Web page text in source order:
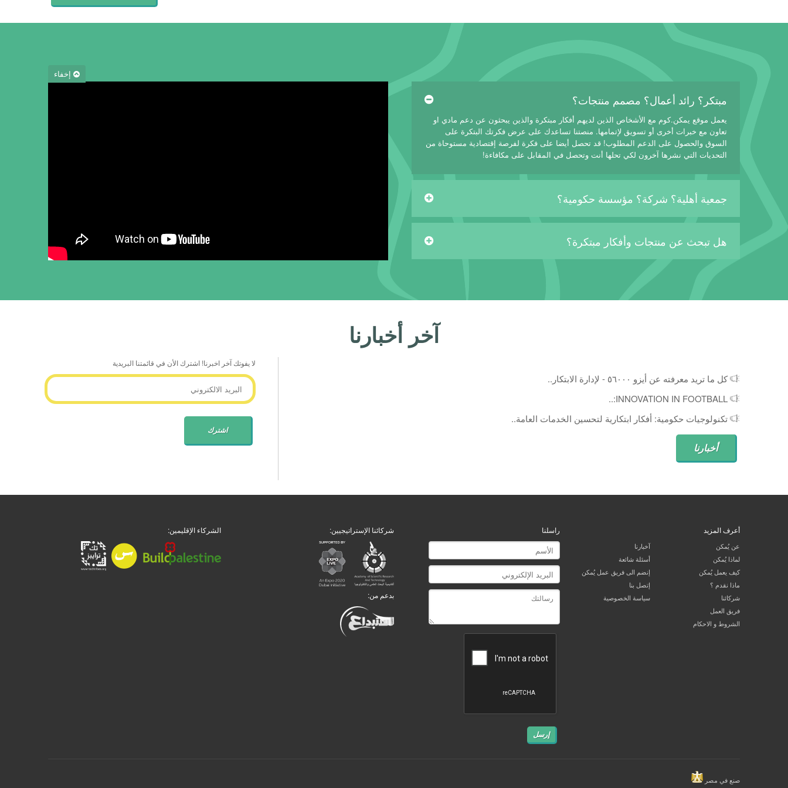
إخفاء
مبتكر؟ رائد أعمال؟ مصمم منتجات؟
يعمل موقع يمكن.كوم مع الأشخاص الذين لديهم أفكار مبتكرة والذين يبحثون عن دعم مادي او
تعاون مع خبرات أخرى أو تسويق لإتمامها. منصتنا تساعدك على عرض فكرتك البتكرة على
السوق والحصول على الدعم المطلوب! قد تحصل أيضا على فكرة لفرصة إقتصادية مستوحاة من
التحديات التي نشرها آخرون لكي تحلها أنت وتحصل في المقابل على مكافاءة!
جمعية أهلية؟ شركة؟ مؤسسة حكومية؟
هل تبحث عن منتجات وأفكار مبتكرة؟
آخر أخبارنا
كل ما تريد معرفته عن أيزو ٥٦٠٠٠ - لإدارة الابتكار..
INNOVATION IN FOOTBALL:..
تكنولوجيات حكومية: أفكار ابتكارية لتحسين الخدمات العامة..
أخبارنا
لا يفوتك آخر اخبرنا! اشترك الأن في قائمتنا البريدية
أعرف المزيد
عن يُمكن
لماذا يُمكن
كيف يعمل يُمكن
ماذا نقدم ؟
شركائنا
فريق العمل
الشروط و الاحكام
آخبارنا
أسئلة شائعة
إنضم الى فريق عمل يُمكن
إتصل بنا
سياسة الخصوصية
راسلنا
إرسل
الشركاء الإقليمين: شركائنا الإستراتيجيين:
بدعم من:
صنع في مصر